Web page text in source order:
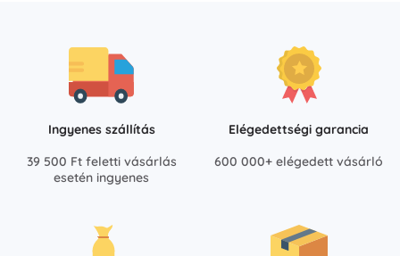
Ingyenes szállítás
39 500 Ft feletti vásárlás
esetén ingyenes
Elégedettségi garancia
600 000+ elégedett vásárló